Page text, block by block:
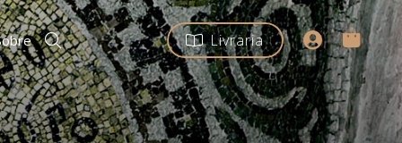
Livraria